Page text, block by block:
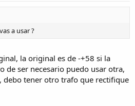
a usar ?
la original es de -+58 si la
de ser necesario puedo usar otra,
debo tener otro trafo que rectifique